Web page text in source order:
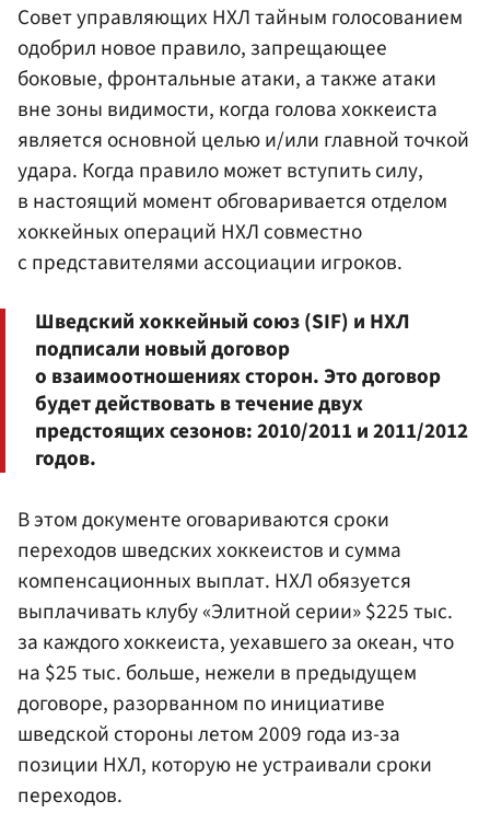
Совет управляющих НХЛ тайным голосованием
одобрил новое правило, запрещающее
боковые, фронтальные атаки, а также атаки
вне зоны видимости, когда голова хоккеиста
является основной целью и/или главной точкой
удара. Когда правило может вступить силу,
в настоящий момент обговаривается отделом
хоккейных операций НХЛ совместно
с представителями ассоциации игроков.
Шведский хоккейный союз (SIF) и НХЛ
подписали новый договор
о взаимоотношениях сторон. Это договор
будет действовать в течение двух
предстоящих сезонов: 2010/2011 и 2011/2012
годов.
В этом документе оговариваются сроки
переходов шведских хоккеистов и сумма
компенсационных выплат. НХЛ обязуется
выплачивать клубу «Элитной серии» $225 тыс.
за каждого хоккеиста, уехавшего за океан, что
на $25 тыс. больше, нежели в предыдущем
договоре, разорванном по инициативе
шведской стороны летом 2009 года из-за
позиции НХЛ, которую не устраивали сроки
переходов.